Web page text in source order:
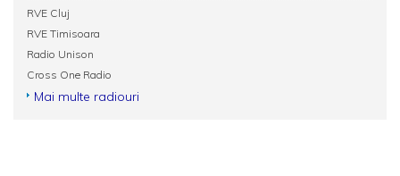
RVE Cluj
RVE Timisoara
Radio Unison
Cross One Radio
Mai multe radiouri